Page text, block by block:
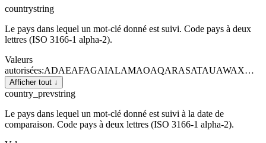
countrystring
Le pays dans lequel un mot-clé donné est suivi. Code pays à deux
lettres (ISO 3166-1 alpha-2).
Valeurs
autorisées:ADAEAFAGAIALAMAOAQARASATAUAWAX…
Afficher tout ↓
country_prevstring
Le pays dans lequel un mot-clé donné est suivi à la date de
comparaison. Code pays à deux lettres (ISO 3166-1 alpha-2).